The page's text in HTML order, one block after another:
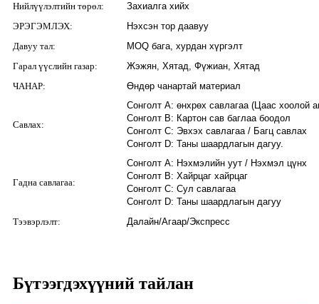
Нийлүүлэлтийн төрөл:
Захиалга хийх
ЭРЭГЭМЛЭХ:
Нэхсэн тор даавуу
Давуу тал:
MOQ бага, хурдан хүргэлт
Гарал үүслийн газар:
Жэжян, Хятад, Фүжиан, Хятад
ЧАНАР:
Өндөр чанартай материал
Савлах:
Сонголт А: өнхрөх савлагаа (Цаас хоолой
Сонголт B: Картон сав баглаа боодол
Сонголт C: Эвхэх савлагаа / Багц савлах
Сонголт D: Таны шаардлагын дагуу.
Гадна савлагаа:
Сонголт А: Нэхмэлийн уут / Нэхмэл цүнх
Сонголт В: Хайрцаг хайрцаг
Сонголт C: Сул савлагаа
Сонголт D: Таны шаардлагын дагуу
Тээвэрлэлт:
Далайн/Агаар/Экспресс
Бүтээгдэхүүний тайлан